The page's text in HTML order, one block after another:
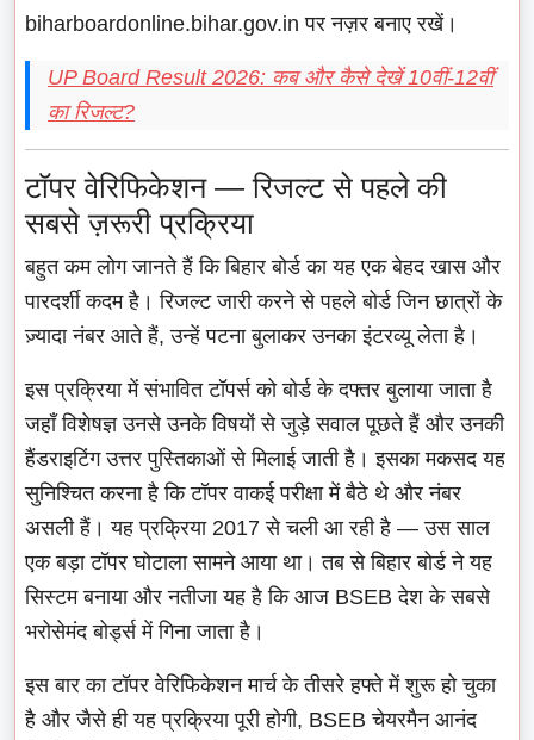
biharboardonline.bihar.gov.in पर नज़र बनाए रखें।
UP Board Result 2026: कब और कैसे देखें 10वीं-12वीं
का रिजल्ट?
टॉपर वेरिफिकेशन — रिजल्ट से पहले की
सबसे ज़रूरी प्रक्रिया
बहुत कम लोग जानते हैं कि बिहार बोर्ड का यह एक बेहद खास और
पारदर्शी कदम है। रिजल्ट जारी करने से पहले बोर्ड जिन छात्रों के
ज़्यादा नंबर आते हैं, उन्हें पटना बुलाकर उनका इंटरव्यू लेता है।
इस प्रक्रिया में संभावित टॉपर्स को बोर्ड के दफ्तर बुलाया जाता है
जहाँ विशेषज्ञ उनसे उनके विषयों से जुड़े सवाल पूछते हैं और उनकी
हैंडराइटिंग उत्तर पुस्तिकाओं से मिलाई जाती है। इसका मकसद यह
सुनिश्चित करना है कि टॉपर वाकई परीक्षा में बैठे थे और नंबर
असली हैं। यह प्रक्रिया 2017 से चली आ रही है — उस साल
एक बड़ा टॉपर घोटाला सामने आया था। तब से बिहार बोर्ड ने यह
सिस्टम बनाया और नतीजा यह है कि आज BSEB देश के सबसे
भरोसेमंद बोर्ड्स में गिना जाता है।
इस बार का टॉपर वेरिफिकेशन मार्च के तीसरे हफ्ते में शुरू हो चुका
है और जैसे ही यह प्रक्रिया पूरी होगी, BSEB चेयरमैन आनंद